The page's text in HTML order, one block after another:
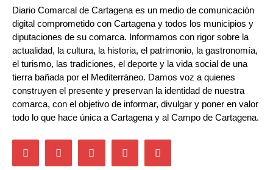
Diario Comarcal de Cartagena es un medio de comunicación
digital comprometido con Cartagena y todos los municipios y
diputaciones de su comarca. Informamos con rigor sobre la
actualidad, la cultura, la historia, el patrimonio, la gastronomía,
el turismo, las tradiciones, el deporte y la vida social de una
tierra bañada por el Mediterráneo. Damos voz a quienes
construyen el presente y preservan la identidad de nuestra
comarca, con el objetivo de informar, divulgar y poner en valor
todo lo que hace única a Cartagena y al Campo de Cartagena.